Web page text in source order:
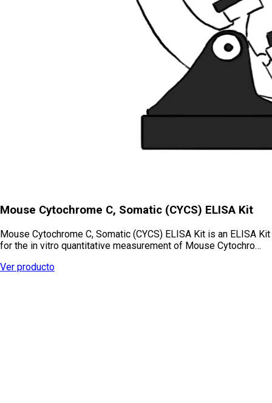
Mouse Cytochrome C, Somatic (CYCS) ELISA Kit
Mouse Cytochrome C, Somatic (CYCS) ELISA Kit is an ELISA Kit
for the in vitro quantitative measurement of Mouse Cytochro…
Ver producto